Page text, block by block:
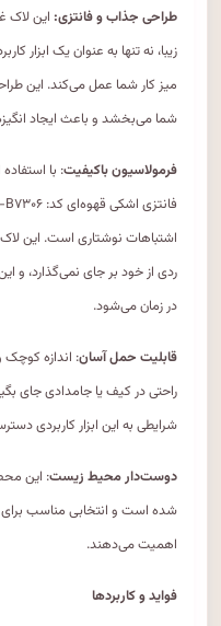
طراحی جذاب و فانتزی: این لاک
زیبا، نه تنها به عنوان یک ابزار
میز کار شما عمل می‌کند. این
شما می‌بخشد و باعث ایجاد
فرمولاسیون باکیفیت: با
اشتباهات نوشتاری است. این
ردی از خود بر جای نمی‌گذارد،
در زمان می‌شود.
قابلیت حمل آسان: اندازه
راحتی در کیف یا جامدادی جای
شرایطی به این ابزار کاربردی
دوست‌دار محیط زیست: این
شده است و انتخابی مناسب
اهمیت می‌دهند.
فواید و کاربردها